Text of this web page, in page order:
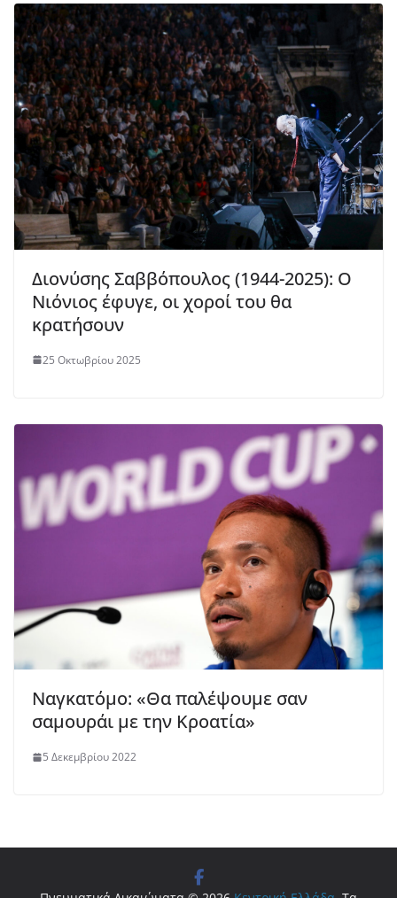
Διονύσης Σαββόπουλος (1944-2025): Ο
Νιόνιος έφυγε, οι χοροί του θα
κρατήσουν
25 Οκτωβρίου 2025
Ναγκατόμο: «Θα παλέψουμε σαν
σαμουράι με την Κροατία»
5 Δεκεμβρίου 2022